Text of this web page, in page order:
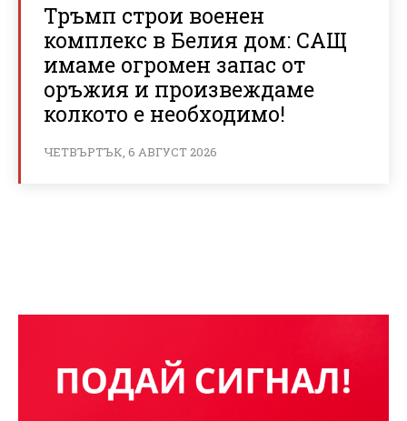
Тръмп строи военен
комплекс в Белия дом: САЩ
имаме огромен запас от
оръжия и произвеждаме
колкото е необходимо!
ЧЕТВЪРТЪК, 6 АВГУСТ 2026